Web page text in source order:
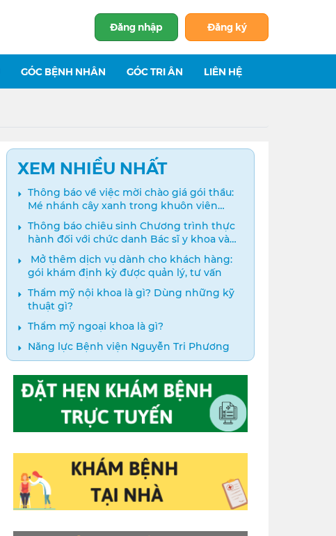
Đăng nhập Đăng ký
GÓC BỆNH NHÂN GÓC TRI ÂN LIÊN HỆ
XEM NHIỀU NHẤT
Thông báo về việc mời chào giá gói thầu:
Mé nhánh cây xanh trong khuôn viên
bệnh viện
Thông báo chiêu sinh Chương trình thực
hành đối với chức danh Bác sĩ y khoa và
Điều dưỡng năm 2024
️ Mở thêm dịch vụ dành cho khách hàng:
gói khám định kỳ được quản lý, tư vấn
Thẩm mỹ nội khoa là gì? Dùng những kỹ
thuật gì?
Thẩm mỹ ngoại khoa là gì?
Năng lực Bệnh viện Nguyễn Tri Phương